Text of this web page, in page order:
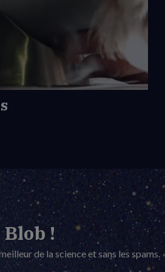
!
de la science et sans les spams.